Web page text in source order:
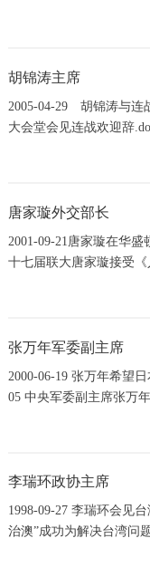
西兰支持中国统一大业表
胡锦涛主席
2005-04-29 胡锦涛与连
大会堂会见连战欢迎辞
景.doc2007-10-15 胡锦
选）.doc2007-12-06 胡锦
唐家璇外交部长
2001-09-21唐家璇在华盛
十七届联大唐家璇接受
张万年军委副主席
2000-06-19 张万年希望
05 中央军委副主席张万
李瑞环政协主席
1998-09-27 李瑞环会见
治澳”成功为解决台湾问